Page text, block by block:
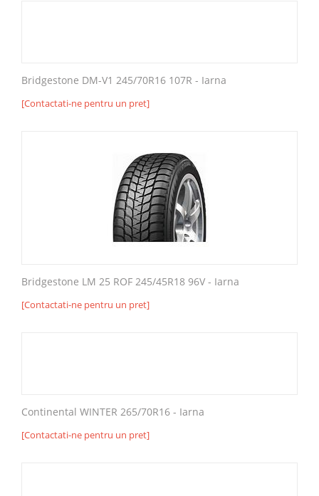
Bridgestone DM-V1 245/70R16 107R - Iarna
[Contactati-ne pentru un pret]
Bridgestone LM 25 ROF 245/45R18 96V - Iarna
[Contactati-ne pentru un pret]
Continental WINTER 265/70R16 - Iarna
[Contactati-ne pentru un pret]